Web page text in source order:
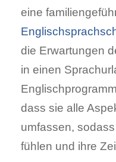
eine
die Erwartungen
in einen
dass sie alle
umfassen,
fühlen und ihre